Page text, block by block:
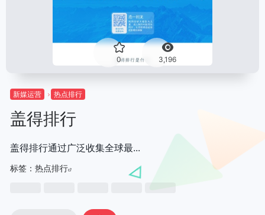
0 3,196
新媒运营 热点排行
盖得排行
盖得排行通过广泛收集全球最...
标签： 热点排行